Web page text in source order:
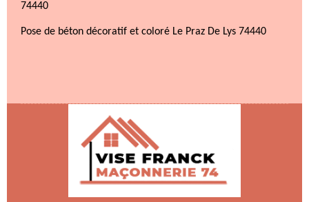
74440
Pose de béton décoratif et coloré Le Praz De Lys 74440